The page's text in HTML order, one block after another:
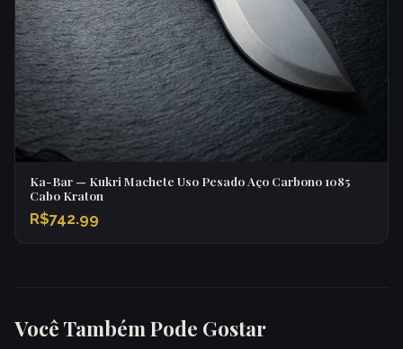
Ka-Bar — Kukri Machete Uso Pesado Aço Carbono 1085
Cabo Kraton
R$742.99
Você Também Pode Gostar